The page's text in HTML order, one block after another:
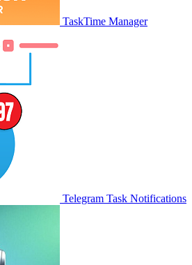
TaskTime Manager
Telegram Task Notifications